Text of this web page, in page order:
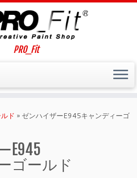
PRO_Fit
ド » ゼンハイザーE945キャンディーゴ
E945
ゴールド